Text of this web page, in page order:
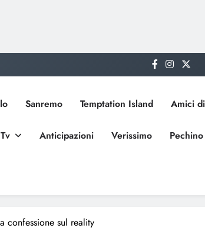
Sanremo Temptation Island Amici
Anticipazioni Verissimo
confessione sul reality